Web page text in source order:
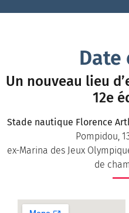
Date
Un nouveau lieu
12e
Stade nautique Florence
Pompidou,
ex-Marina des Jeux
de